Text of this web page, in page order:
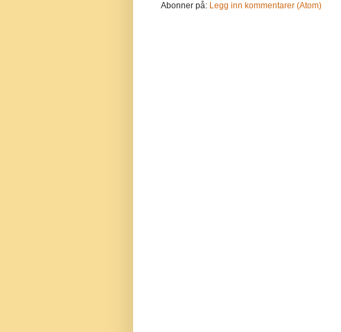
Abonner på: Legg inn kommentarer (Atom)